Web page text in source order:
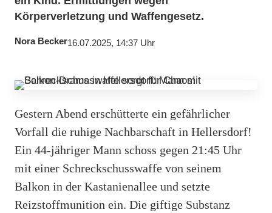
Körperverletzung und Waffengesetz.
Nora Becker16.07.2025, 14:37 Uhr
Gestern Abend erschütterte ein gefährlicher
Vorfall die ruhige Nachbarschaft in Hellersdorf!
Ein 44-jähriger Mann schoss gegen 21:45 Uhr
mit einer Schreckschusswaffe von seinem
Balkon in der Kastanienallee und setzte
Reizstoffmunition ein. Die giftige Substanz